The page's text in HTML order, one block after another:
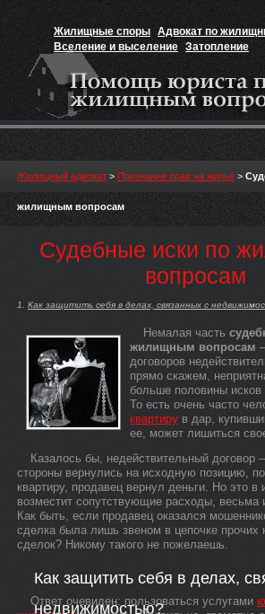
Жилищные споры Адвокат по
Вселение и выселение Затопление
Признание прав на жильё
Жилищный адвокат > Признание прав на жильё >
жилищным вопросам
Судебные иски по
вопросам
Как защитить себя в делах, связанных с
Немалая часть
жилищным вопросам
договоров
прямо скажем,
больше половины исков
То есть очень часто
квартиру в дар,
ее, может лишиться
Казалось бы, недействительный договор
стороны вернулись на исходную позицию,
квартиру, продавец вернул деньги. Но это в
возместит сопутствующие расходы,
Как быть, если продавец оказался
сделка была лишь звеном в цепочке прочих
сделок? Никому такого не пожелаешь.
Как защитить себя в делах,
недвижимостью?
Ответ очевиден: пользоваться услугами